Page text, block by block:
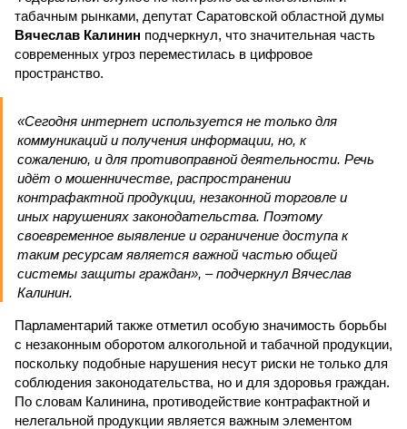
табачным рынками, депутат Саратовской областной думы
Вячеслав Калинин подчеркнул, что значительная часть
современных угроз переместилась в цифровое
пространство.
«Сегодня интернет используется не только для
коммуникаций и получения информации, но, к
сожалению, и для противоправной деятельности. Речь
идёт о мошенничестве, распространении
контрафактной продукции, незаконной торговле и
иных нарушениях законодательства. Поэтому
своевременное выявление и ограничение доступа к
таким ресурсам является важной частью общей
системы защиты граждан», – подчеркнул Вячеслав
Калинин.
Парламентарий также отметил особую значимость борьбы
с незаконным оборотом алкогольной и табачной продукции,
поскольку подобные нарушения несут риски не только для
соблюдения законодательства, но и для здоровья граждан.
По словам Калинина, противодействие контрафактной и
нелегальной продукции является важным элементом